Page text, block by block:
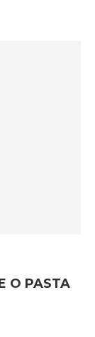
O PASTA